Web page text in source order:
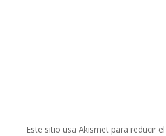
Este sitio usa Akismet para reducir